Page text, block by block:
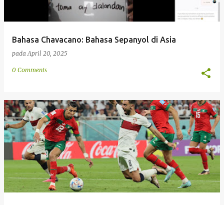
Bahasa Chavacano: Bahasa Sepanyol di Asia
padaApril 20, 2025
0 Comments